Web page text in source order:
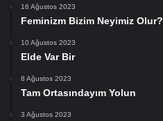
16 Ağustos 2023
Feminizm Bizim Neyimiz Olur?
10 Ağustos 2023
Elde Var Bir
8 Ağustos 2023
Tam Ortasındayım Yolun
3 Ağustos 2023